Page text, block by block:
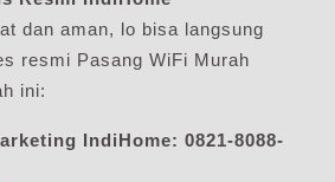
dan aman, lo bisa langsung
resmi Pasang WiFi Murah
ini:
IndiHome: 0821-8088-